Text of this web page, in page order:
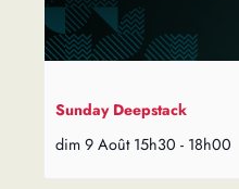
Sunday Deepstack
dim 9 Août 15h30 - 18h00